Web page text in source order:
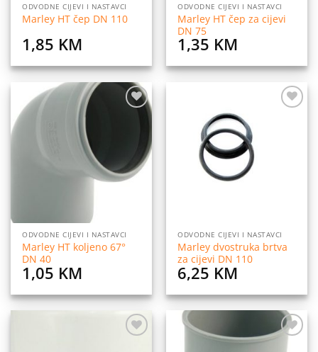
ODVODNE CIJEVI I NASTAVCI
Marley HT čep DN 110
1,85 KM
ODVODNE CIJEVI I NASTAVCI
Marley HT čep za cijevi
DN 75
1,35 KM
ODVODNE CIJEVI I NASTAVCI
Marley HT koljeno 67°
DN 40
1,05 KM
ODVODNE CIJEVI I NASTAVCI
Marley dvostruka brtva
za cijevi DN 110
6,25 KM